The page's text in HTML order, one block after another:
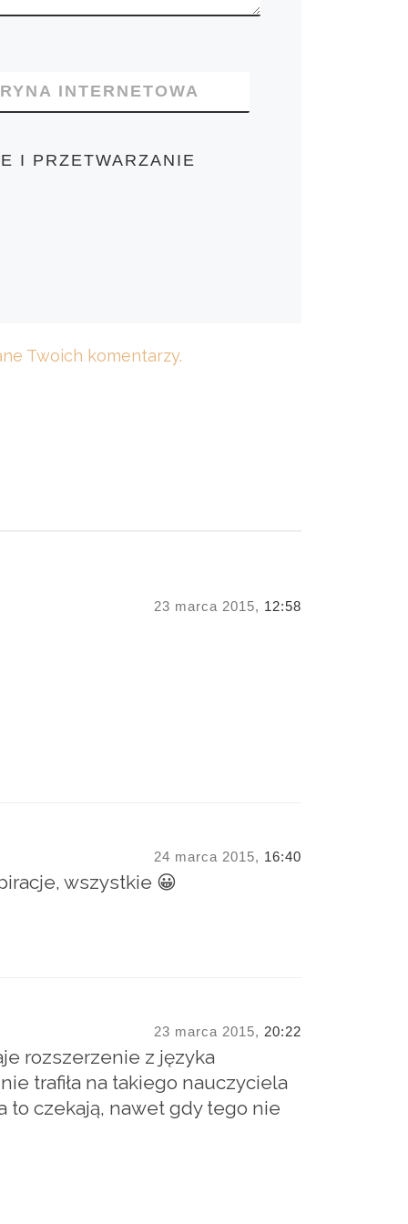
INTERNETOWA
I PRZETWARZANIE
Twoich komentarzy.
23 marca 2015, 12:58
24 marca 2015, 16:40
wszystkie 😀
23 marca 2015, 20:22
rozszerzenie z języka
trafiła na takiego nauczyciela
to czekają, nawet gdy tego nie